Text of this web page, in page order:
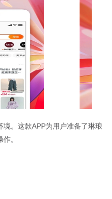
。这款APP为用户准备了琳琅
。